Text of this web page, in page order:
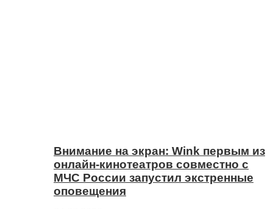
Внимание на экран: Wink первым из
онлайн-кинотеатров совместно с
МЧС России запустил экстренные
оповещения